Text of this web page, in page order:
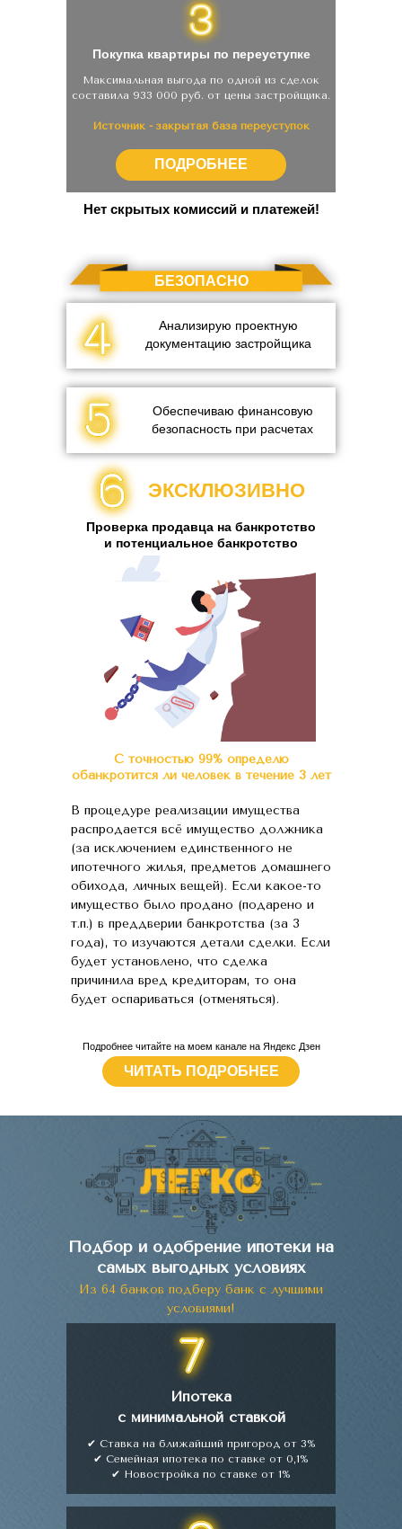
Максимальная выгода по одной из сделок
составила 933 000 руб. от цены застройщика.
Источник - закрытая база переуступок
Покупка квартиры по переуступке
Нет скрытых комиссий и платежей!
ПОДРОБНЕЕ
Анализирую проектную
документацию застройщика
Обеспечиваю финансовую
безопасность при расчетах
БЕЗОПАСНО
Проверка продавца на банкротство
и потенциальное банкротство
ЭКСКЛЮЗИВНО
В процедуре реализации имущества
распродается всё имущество должника
(за исключением единственного не
ипотечного жилья, предметов домашнего
обихода, личных вещей). Если какое-то
имущество было продано (подарено и
т.п.) в преддверии банкротства (за 3
года), то изучаются детали сделки. Если
будет установлено, что сделка
причинила вред кредиторам, то она
будет оспариваться (отменяться).
С точностью 99% определю
обанкротится ли человек в течение 3 лет
ЧИТАТЬ ПОДРОБНЕЕ
Подробнее читайте на моем канале на Яндекс Дзен
Подбор и одобрение ипотеки на
самых выгодных условиях
✔ Ставка на ближайший пригород от 3%
✔ Семейная ипотека по ставке от 0,1%
✔ Новостройка по ставке от 1%
Ипотека
с минимальной ставкой
Из 64 банков подберу банк с лучшими
условиями!